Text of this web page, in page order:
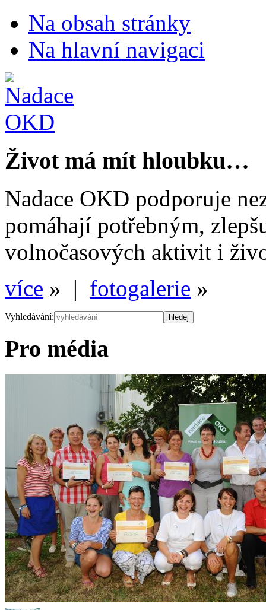
Na obsah stránky
Na hlavní navigaci
Život má mít hloubku…
Nadace OKD podporuje
pomáhají potřebným,
volnočasových aktivit i
více » | fotogalerie »
Vyhledávání:
Pro média